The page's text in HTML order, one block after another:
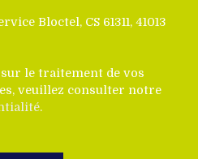
Bloctel, CS 61311, 41013
le traitement de vos
veuillez consulter notre
.